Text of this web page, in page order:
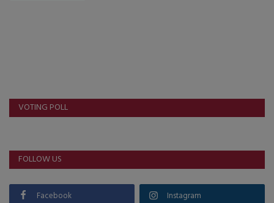
VOTING POLL
FOLLOW US
Facebook Instagram